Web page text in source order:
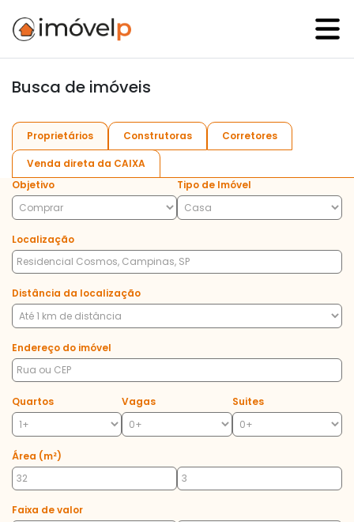
Busca de imóveis
Proprietários Construtoras Corretores
Venda direta da CAIXA
Objetivo
Tipo de Imóvel
Localização
Distância da localização
Endereço do imóvel
Quartos Vagas Suites
Área (m²)
Faixa de valor